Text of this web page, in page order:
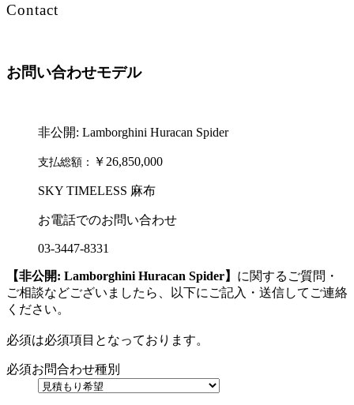
Contact
お問い合わせモデル
非公開: Lamborghini Huracan Spider
支払総額： ￥26,850,000
SKY TIMELESS 麻布
お電話でのお問い合わせ
03-3447-8331
【非公開: Lamborghini Huracan Spider】 に関するご質問・
ご相談などございましたら、以下にご記入・送信してご連絡
ください。
必須は必須項目となっております。
必須お問合わせ種別